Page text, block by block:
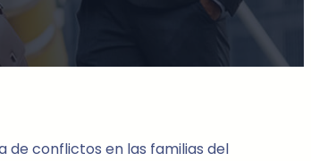
de conflictos en las familias del